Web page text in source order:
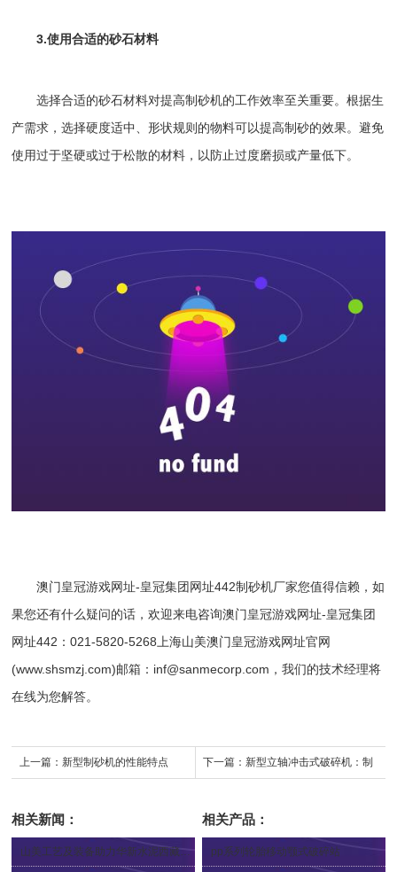
3.使用合适的砂石材料
选择合适的砂石材料对提高制砂机的工作效率至关重要。根据生
产需求，选择硬度适中、形状规则的物料可以提高制砂的效果。避免
使用过于坚硬或过于松散的材料，以防止过度磨损或产量低下。
澳门皇冠游戏网址-皇冠集团网址442制砂机厂家您值得信赖，如
果您还有什么疑问的话，欢迎来电咨询澳门皇冠游戏网址-皇冠集团
网址442 ：021-5820-5268上海山美澳门皇冠游戏网址官网
(www.shsmzj.com)邮箱： inf@sanmecorp.com ，我们的技术经理将
在线为您解答。
上一篇： 新型制砂机的性能特点 下一篇：新型立轴冲击式破碎机：制
相关新闻： 相关产品：
pp系列轮胎移动颚式破碎站